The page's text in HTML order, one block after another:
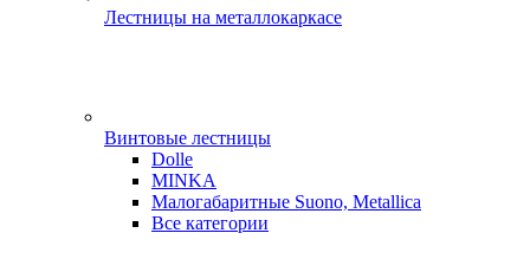
Лестницы на металлокаркасе
Винтовые лестницы
Dolle
MINKA
Малогабаритные Suono, Metallica
Все категории